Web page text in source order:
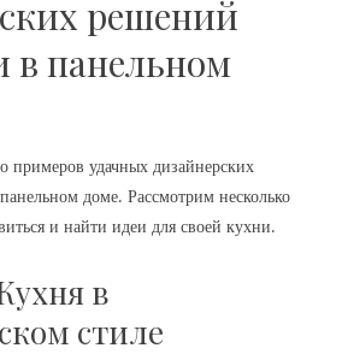
решений
в панельном
примеров удачных дизайнерских
доме. Рассмотрим несколько
и найти идеи для своей кухни.
в
стиле